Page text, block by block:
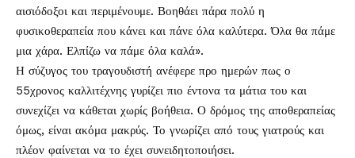
αισιόδοξοι και περιμένουμε. Βοηθάει πάρα πολύ η
φυσικοθεραπεία που κάνει και πάνε όλα καλύτερα. Όλα θα πάμε
μια χάρα. Ελπίζω να πάμε όλα καλά».
Η σύζυγος του τραγουδιστή ανέφερε προ ημερών πως ο
55χρονος καλλιτέχνης γυρίζει πιο έντονα τα μάτια του και
συνεχίζει να κάθεται χωρίς βοήθεια. Ο δρόμος της αποθεραπείας
όμως, είναι ακόμα μακρύς. Το γνωρίζει από τους γιατρούς και
πλέον φαίνεται να το έχει συνειδητοποιήσει.